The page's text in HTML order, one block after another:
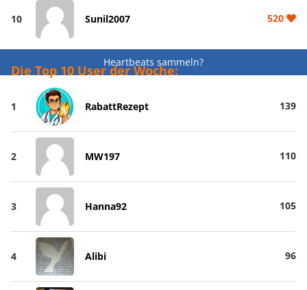
10 Sunil2007 520
Heartbeats sammeln?
Die Top 10 User der Woche:
1 RabattRezept 139
2 MW197 110
3 Hanna92 105
4 Alibi 96